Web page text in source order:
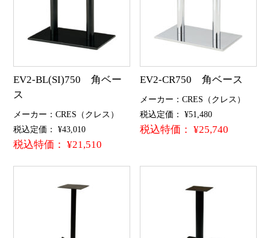
EV2-BL(SI)750 角ベー
ス
メーカー：CRES（クレス）
税込定価： ¥43,010
税込特価： ¥21,510
EV2-CR750 角ベース
メーカー：CRES（クレス）
税込定価： ¥51,480
税込特価： ¥25,740